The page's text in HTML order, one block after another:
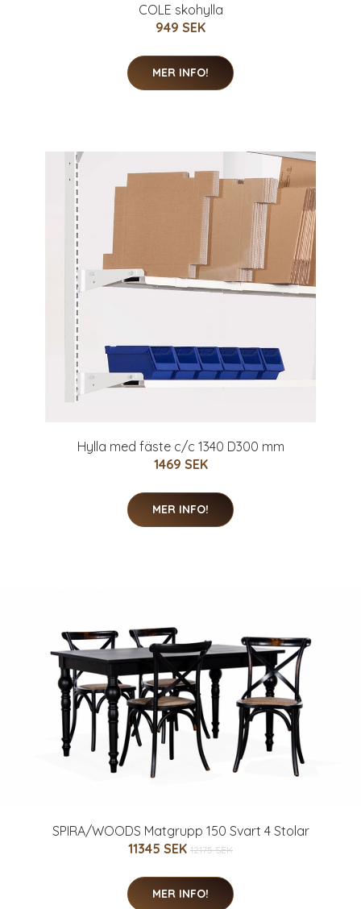
COLE skohylla
949 SEK
MER INFO!
Hylla med fäste c/c 1340 D300 mm
1469 SEK
MER INFO!
SPIRA/WOODS Matgrupp 150 Svart 4 Stolar
11345 SEK 12175 SEK
MER INFO!